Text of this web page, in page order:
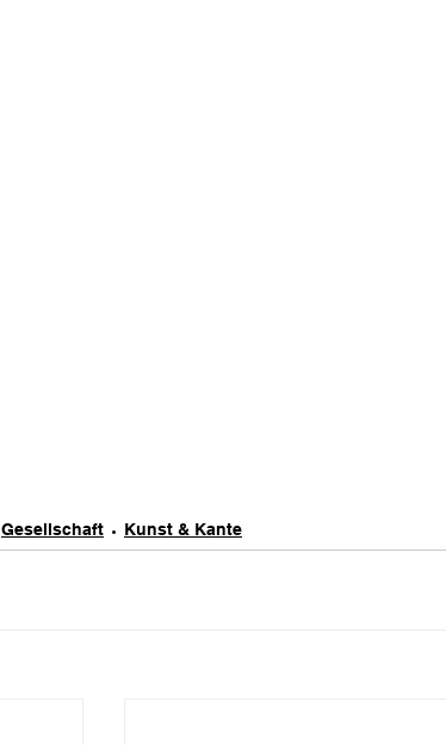
Gesellschaft Kunst & Kante